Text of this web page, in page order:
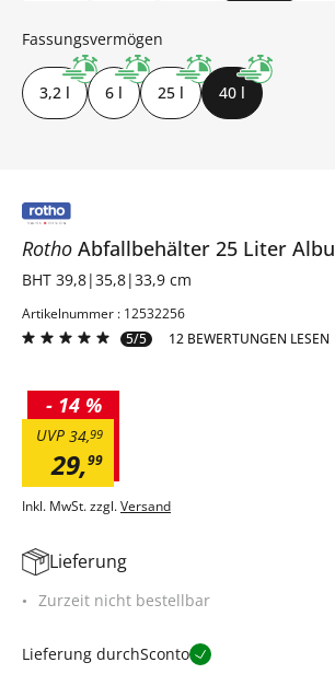
Rotho Abfallbehälter 25 Liter
BHT 39,8|35,8|33,9 cm
Artikelnummer : 12532256
5/5
12 BEWERTUNGEN LESEN
29,99
34,99
UVP
- 14 %
Inkl. MwSt. zzgl.Versand
Fassungsvermögen
3,2 l 6 l 25 l 40 l
Lieferung
Zurzeit nicht bestellbar
Lieferung durchSconto